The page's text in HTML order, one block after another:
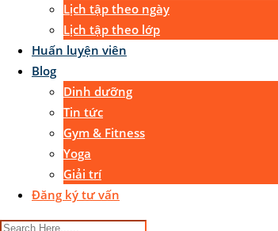
Lịch tập theo ngày
Lịch tập theo lớp
Huấn luyện viên
Blog
Dinh dưỡng
Tin tức
Gym & Fitness
Yoga
Giải trí
Đăng ký tư vấn